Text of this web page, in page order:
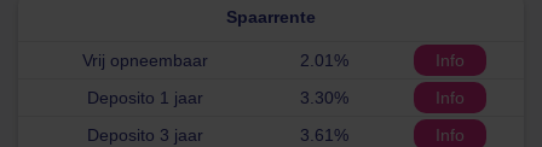
Spaarrente
Vrij opneembaar 2.01%
Info
Deposito 1 jaar
3.30%
Info
Deposito 3 jaar
3.61%
Info